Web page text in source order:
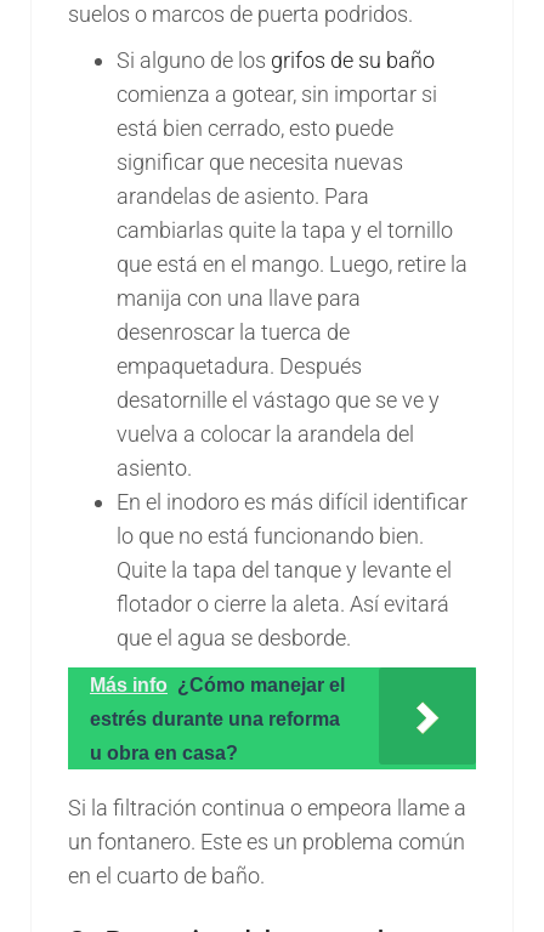
suelos o marcos de puerta podridos.
Si alguno de los grifos de su baño
comienza a gotear, sin importar si
está bien cerrado, esto puede
significar que necesita nuevas
arandelas de asiento. Para
cambiarlas quite la tapa y el tornillo
que está en el mango. Luego, retire la
manija con una llave para
desenroscar la tuerca de
empaquetadura. Después
desatornille el vástago que se ve y
vuelva a colocar la arandela del
asiento.
En el inodoro es más difícil identificar
lo que no está funcionando bien.
Quite la tapa del tanque y levante el
flotador o cierre la aleta. Así evitará
que el agua se desborde.
Más info ¿Cómo manejar el
estrés durante una reforma
u obra en casa?
Si la filtración continua o empeora llame a
un fontanero. Este es un problema común
en el cuarto de baño.